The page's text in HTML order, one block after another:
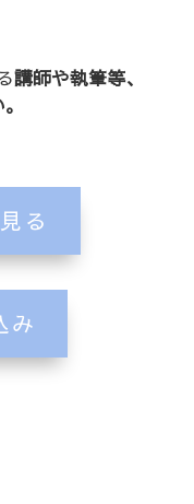
講師や執筆等、
る
み